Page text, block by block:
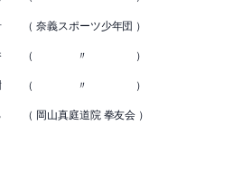
スポーツ少年団 ）
（ 〃 ）
（ 〃 ）
真庭道院 拳友会 ）